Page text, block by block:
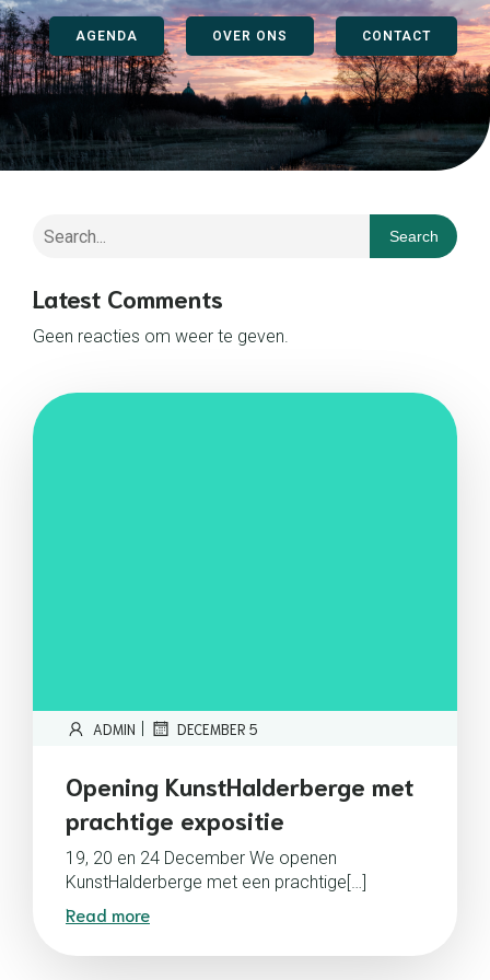
AGENDA OVER ONS CONTACT
Search
Latest Comments
Geen reacties om weer te geven.
ADMIN | DECEMBER 5
Opening KunstHalderberge met
prachtige expositie
19, 20 en 24 December We openen
KunstHalderberge met een prachtige[…]
Read more